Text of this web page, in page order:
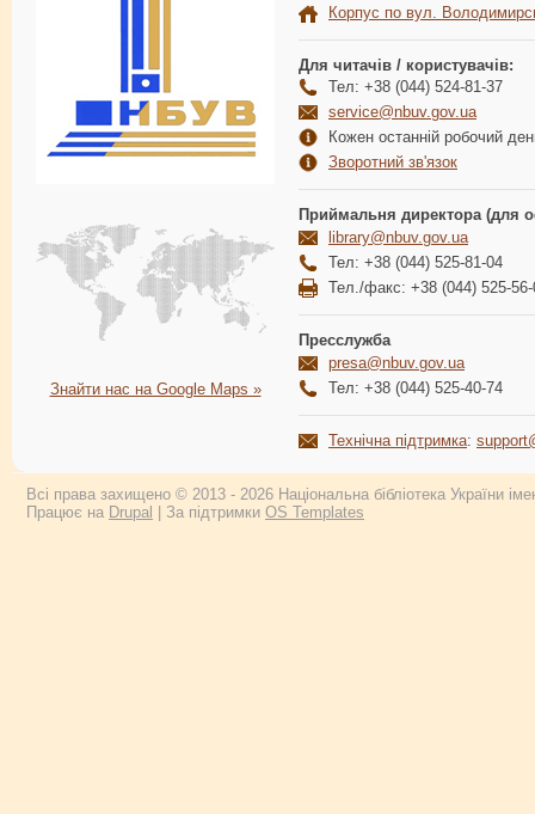
Знайти нас на Google Maps »
Корпус по вул.
Для читачів / користувачів:
Тел: +38 (044) 524-81-37
service@nbuv.gov.ua
Кожен останній робочий
Зворотний зв'язок
Приймальня директора (для
library@nbuv.gov.ua
Тел: +38 (044) 525-81-04
Тел./факс: +38 (044) 525-56-
Пресслужба
presa@nbuv.gov.ua
Тел: +38 (044) 525-40-74
Технічна підтримка:
Всі права захищено © 2013 - 2026 Національна бібліотека України
Працює на Drupal | За підтримки OS Templates